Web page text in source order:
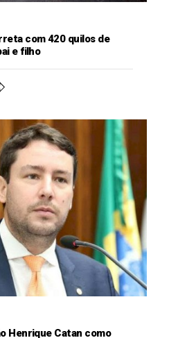
com 420 quilos de
e filho
Henrique Catan como